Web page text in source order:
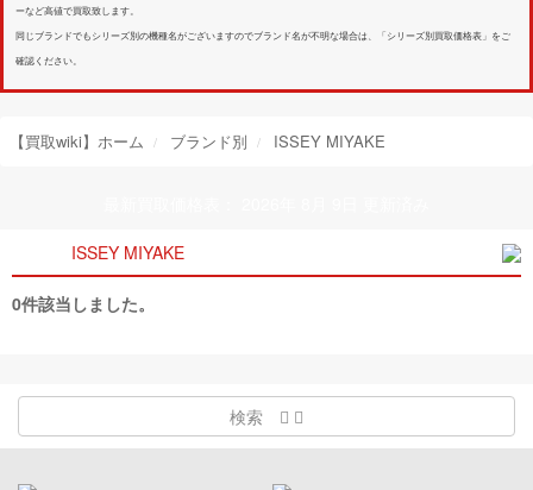
ーなど高値で買取致します。
同じブランドでもシリーズ別の機種名がございますのでブランド名が不明な場合は、「シリーズ別買取価格表」をご
確認ください。
【買取wiki】ホーム ブランド別 ISSEY MIYAKE
ISSEY MIYAKE
0件該当しました。
検索